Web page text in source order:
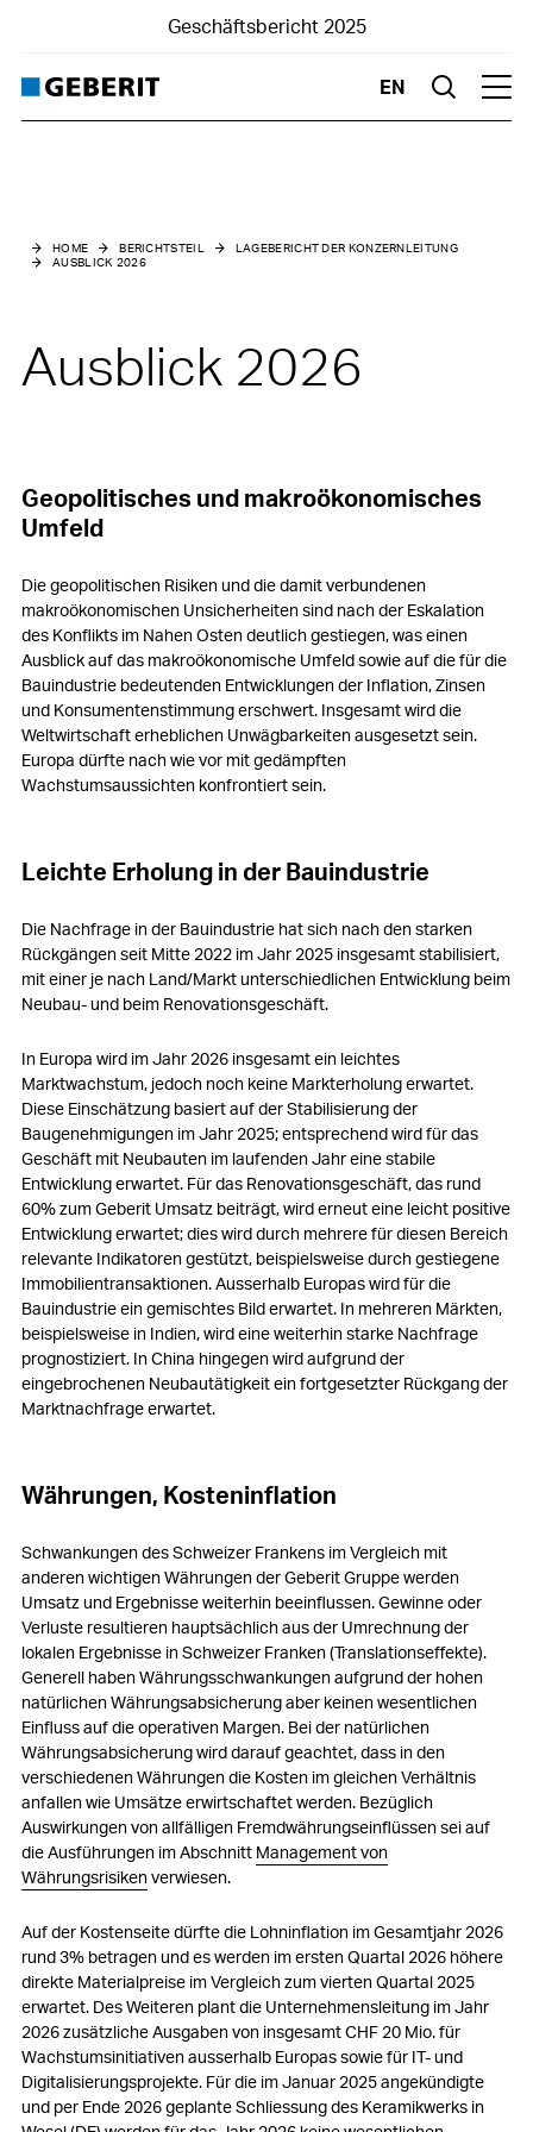
Geschäftsbericht 2025
EN Suche
Ausblick 2026
HOME BERICHTSTEIL
LAGEBERICHT DER KONZERNLEITUNG
AUSBLICK 2026
Ausblick 2026
Geopolitisches und makroökonomisches
Umfeld
Die geopolitischen Risiken und die damit verbundenen
makroökonomischen Unsicherheiten sind nach der Eskalation
des Konflikts im Nahen Osten deutlich gestiegen, was einen
Ausblick auf das makroökonomische Umfeld sowie auf die für die
Bauindustrie bedeutenden Entwicklungen der Inflation, Zinsen
und Konsumentenstimmung erschwert. Insgesamt wird die
Weltwirtschaft erheblichen Unwägbarkeiten ausgesetzt sein.
Europa dürfte nach wie vor mit gedämpften
Wachstumsaussichten konfrontiert sein.
Leichte Erholung in der Bauindustrie
Die Nachfrage in der Bauindustrie hat sich nach den starken
Rückgängen seit Mitte 2022 im Jahr 2025 insgesamt stabilisiert,
mit einer je nach Land/Markt unterschiedlichen Entwicklung beim
Neubau- und beim Renovationsgeschäft.
In Europa wird im Jahr 2026 insgesamt ein leichtes
Marktwachstum, jedoch noch keine Markterholung erwartet.
Diese Einschätzung basiert auf der Stabilisierung der
Baugenehmigungen im Jahr 2025; entsprechend wird für das
Geschäft mit Neubauten im laufenden Jahr eine stabile
Entwicklung erwartet. Für das Renovationsgeschäft, das rund
60% zum Geberit Umsatz beiträgt, wird erneut eine leicht positive
Entwicklung erwartet; dies wird durch mehrere für diesen Bereich
relevante Indikatoren gestützt, beispielsweise durch gestiegene
Immobilientransaktionen. Ausserhalb Europas wird für die
Bauindustrie ein gemischtes Bild erwartet. In mehreren Märkten,
beispielsweise in Indien, wird eine weiterhin starke Nachfrage
prognostiziert. In China hingegen wird aufgrund der
eingebrochenen Neubautätigkeit ein fortgesetzter Rückgang der
Marktnachfrage erwartet.
Währungen, Kosteninflation
Schwankungen des Schweizer Frankens im Vergleich mit
anderen wichtigen Währungen der Geberit Gruppe werden
Umsatz und Ergebnisse weiterhin beeinflussen. Gewinne oder
Verluste resultieren hauptsächlich aus der Umrechnung der
lokalen Ergebnisse in Schweizer Franken (Translationseffekte).
Generell haben Währungsschwankungen aufgrund der hohen
natürlichen Währungsabsicherung aber keinen wesentlichen
Einfluss auf die operativen Margen. Bei der natürlichen
Währungsabsicherung wird darauf geachtet, dass in den
verschiedenen Währungen die Kosten im gleichen Verhältnis
anfallen wie Umsätze erwirtschaftet werden. Bezüglich
Auswirkungen von allfälligen Fremdwährungseinflüssen sei auf
die Ausführungen im Abschnitt Management von
Währungsrisikenverwiesen.
Auf der Kostenseite dürfte die Lohninflation im Gesamtjahr 2026
rund 3% betragen und es werden im ersten Quartal 2026 höhere
direkte Materialpreise im Vergleich zum vierten Quartal 2025
erwartet. Des Weiteren plant die Unternehmensleitung im Jahr
2026 zusätzliche Ausgaben von insgesamtCHF 20 Mio.für
Wachstumsinitiativen ausserhalb Europas sowie für IT- und
Digitalisierungsprojekte. Für die im Januar 2025 angekündigte
und per Ende 2026 geplante Schliessung des Keramikwerks in